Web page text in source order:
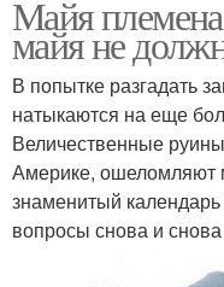
Майя племена
майя не
В попытке разгадать
натыкаются на еще
Величественные
Америке, ошеломляют
знаменитый
вопросы снова и снова